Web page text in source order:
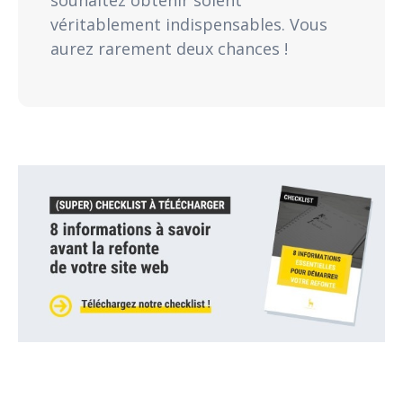
véritablement indispensables. Vous
aurez rarement deux chances !